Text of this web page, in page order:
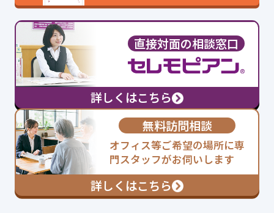
直接対面の相談窓口
詳しくはこちら
無料訪問相談
オフィス等ご希望の場所に専
門スタッフがお伺いします
詳しくはこちら